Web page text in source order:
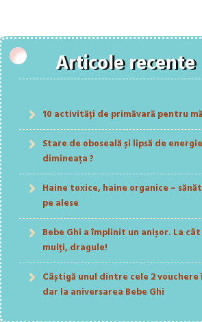
Articole recente
10 activități de primăvară pentru
Stare de oboseală și lipsă de energie
dimineața ?
Haine toxice, haine organice –
pe alese
Bebe Ghi a împlinit un anișor. La
mulți, dragule!
Câștigă unul dintre cele 2 vouchere
dar la aniversarea Bebe Ghi